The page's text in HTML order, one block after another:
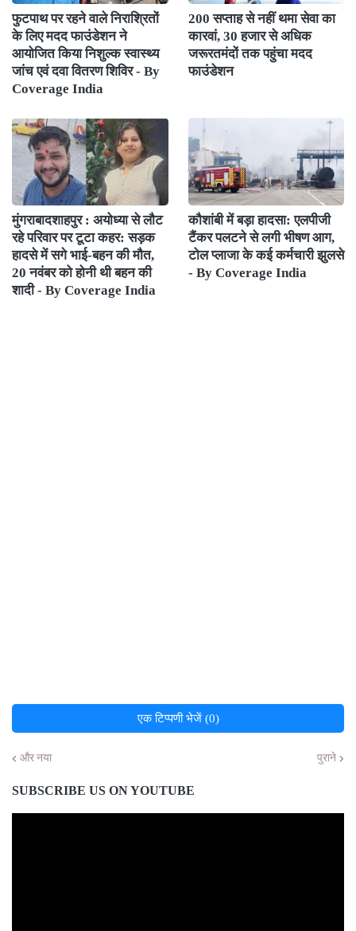
फुटपाथ पर रहने वाले निराश्रितों
के लिए मदद फाउंडेशन ने
आयोजित किया निशुल्क स्वास्थ्य
जांच एवं दवा वितरण शिविर - By
Coverage India
200 सप्ताह से नहीं थमा सेवा का
कारवां, 30 हजार से अधिक
जरूरतमंदों तक पहुंचा मदद
फाउंडेशन
मुंगराबादशाहपुर : अयोध्या से लौट
रहे परिवार पर टूटा कहर: सड़क
हादसे में सगे भाई-बहन की मौत,
20 नवंबर को होनी थी बहन की
शादी - By Coverage India
कौशांबी में बड़ा हादसा: एलपीजी
टैंकर पलटने से लगी भीषण आग,
टोल प्लाजा के कई कर्मचारी झुलसे
- By Coverage India
एक टिप्पणी भेजें (0)
और नया पुराने
SUBSCRIBE US ON YOUTUBE